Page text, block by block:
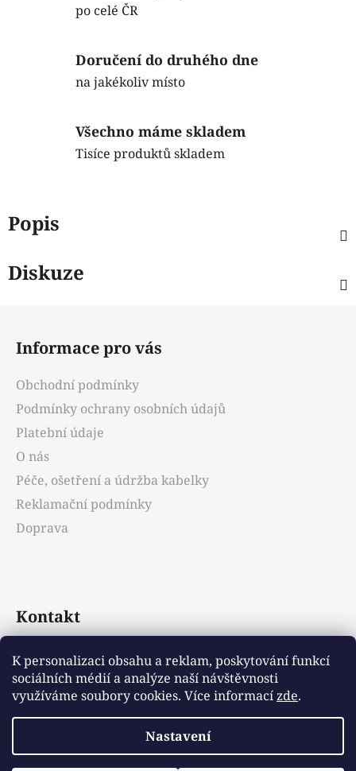
K personalizaci obsahu a reklam, poskytování funkcí
sociálních médií a analýze naší návštěvnosti
využíváme soubory cookies. Více informacízde.
Nastavení
po celé ČR
Doručení do druhého dne
na jakékoliv místo
Všechno máme skladem
Tisíce produktů skladem
Popis
Diskuze
Informace pro vás
Obchodní podmínky
Podmínky ochrany osobních údajů
Platební údaje
O nás
Péče, ošetření a údržba kabelky
Reklamační podmínky
Doprava
Kontakt
info@emotys.cz
+421903231812